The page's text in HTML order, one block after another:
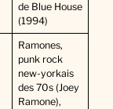
de Blue House
(1994)
Ramones,
punk rock
new-yorkais
des 70s (Joey
Ramone),